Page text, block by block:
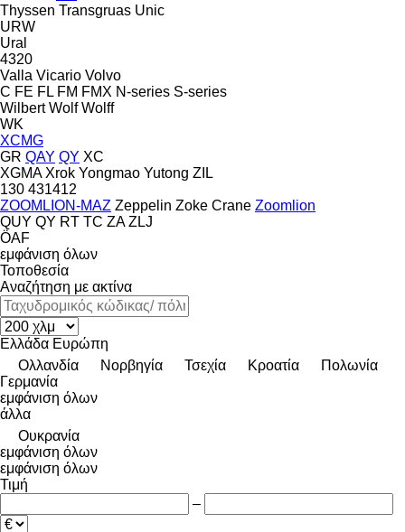
Thyssen Transgruas Unic
URW
Ural
4320
Valla Vicario Volvo
C FE FL FM FMX N-series S-series
Wilbert Wolf Wolff
WK
XCMG
GR QAY QY XC
XGMA Xrok Yongmao Yutong ZIL
130 431412
ZOOMLION-MAZ Zeppelin Zoke Crane Zoomlion
QUY QY RT TC ZA ZLJ
ÖAF
εμφάνιση όλων
Τοποθεσία
Αναζήτηση με ακτίνα
Ελλάδα Ευρώπη
Ολλανδία
Νορβηγία Τσεχία Κροατία
Πολωνία
Γερμανία
εμφάνιση όλων
άλλα
Ουκρανία
εμφάνιση όλων
εμφάνιση όλων
Τιμή
–